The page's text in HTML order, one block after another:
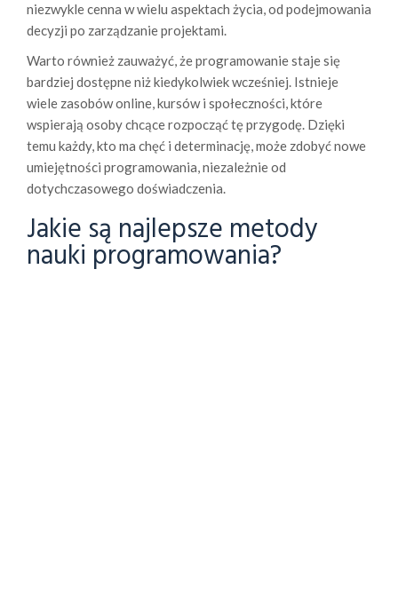
niezwykle cenna w wielu aspektach życia, od podejmowania
decyzji po zarządzanie projektami.
Warto również zauważyć, że programowanie staje się
bardziej dostępne niż kiedykolwiek wcześniej. Istnieje
wiele zasobów online, kursów i społeczności, które
wspierają osoby chcące rozpocząć tę przygodę. Dzięki
temu każdy, kto ma chęć i determinację, może zdobyć nowe
umiejętności programowania, niezależnie od
dotychczasowego doświadczenia.
Jakie są najlepsze metody
nauki programowania?